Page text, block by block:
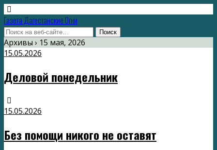
Газета Дагестанские Огни
Архивы › 15 мая, 2026
15.05.2026
Деловой понедельник
15.05.2026
Без помощи никого не оставят